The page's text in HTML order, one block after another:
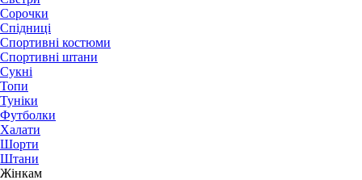
Сорочки
Спідниці
Спортивні костюми
Спортивні штани
Сукні
Топи
Туніки
Футболки
Халати
Шорти
Штани
Жінкам